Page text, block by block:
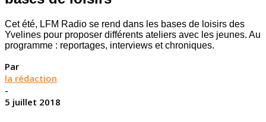
Cet été, LFM Radio se rend dans les bases de loisirs des
Yvelines pour proposer différents ateliers avec les jeunes. Au
programme : reportages, interviews et chroniques.
Par
la rédaction
-
5 juillet 2018